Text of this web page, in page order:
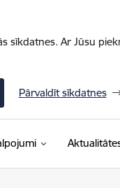
sīkdatnes. Ar Jūsu
Pārvaldīt sīkdatnes